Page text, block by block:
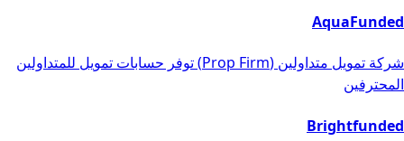
AquaFunded
شركة تمويل متداولين (Prop Firm) توفر حسابات تمويل للمتداولين
المحترفين
Brightfunded